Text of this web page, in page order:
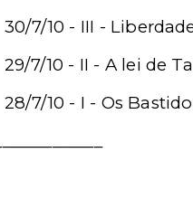
30/7/10 - III -
29/7/10 - II - A lei de
28/7/10 - I - Os